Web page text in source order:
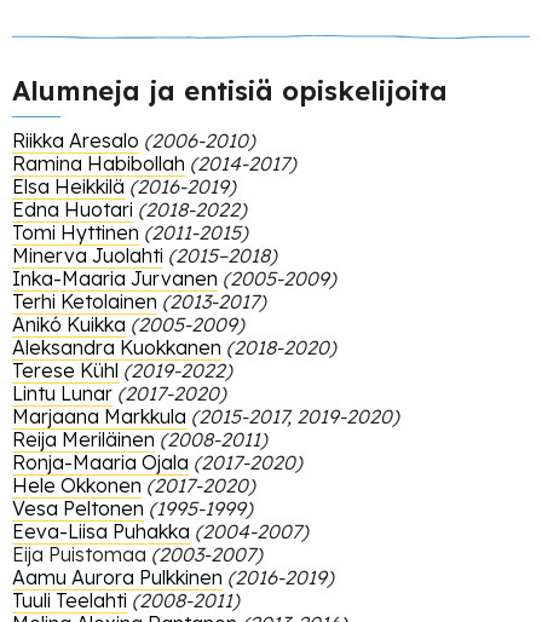
Signori Saskia
Soria Hernández Diana
Suomenrinne Lada
Suvanto Eliisa
Szrama Tomasz
Tarvainen Tiina
Triisberg Airi
Tuomaala Martta
Uuttu Santtu
Vaarnamo Aarni
van ’t Zelfde Juha
Vardhani Rajan Vishnu
Alumneja ja entisiä opiskelijoita
Riikka Aresalo (2006-2010)
Ramina Habibollah (2014-2017)
Elsa Heikkilä (2016-2019)
Edna Huotari (2018-2022)
Tomi Hyttinen (2011-2015)
Minerva Juolahti (2015–2018)
Inka-Maaria Jurvanen (2005-2009)
Terhi Ketolainen (2013-2017)
Anikó Kuikka (2005-2009)
Aleksandra Kuokkanen (2018-2020)
Terese Kühl (2019-2022)
Lintu Lunar (2017-2020)
Marjaana Markkula (2015-2017, 2019-2020)
Reija Meriläinen (2008-2011)
Ronja-Maaria Ojala (2017-2020)
Hele Okkonen (2017-2020)
Vesa Peltonen (1995-1999)
Eeva-Liisa Puhakka (2004-2007)
Eija Puistomaa (2003-2007)
Aamu Aurora Pulkkinen (2016-2019)
Tuuli Teelahti (2008-2011)